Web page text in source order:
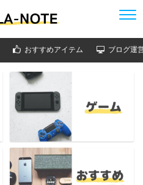
おすすめアイテム ブログ運